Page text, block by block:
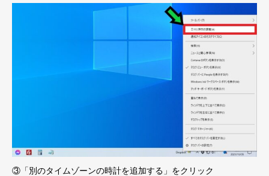
③「別のタイムゾーンの時計を追加する」をクリック